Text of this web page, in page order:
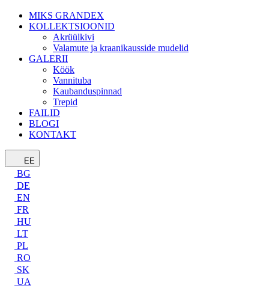
MIKS GRANDEX
KOLLEKTSIOONID
Akrüülkivi
Valamute ja kraanikausside mudelid
GALERII
Köök
Vannituba
Kaubanduspinnad
Trepid
FAILID
BLOGI
KONTAKT
EE
BG
DE
EN
FR
HU
LT
PL
RO
SK
UA